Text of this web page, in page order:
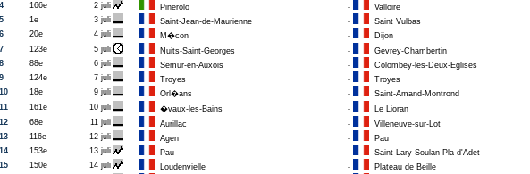
166e 2 juli Pinerolo - Valloire
1e 3 juli Saint-Jean-de-Maurienne - Saint Vulbas
20e 4 juli M�con - Dijon
123e 5 juli Nuits-Saint-Georges - Gevrey-Chambertin
88e 6 juli Semur-en-Auxois - Colombey-les-Deux-Eglises
124e 7 juli Troyes - Troyes
18e 9 juli Orl�ans - Saint-Amand-Montrond
161e 10 juli �vaux-les-Bains - Le Lioran
68e 11 juli Aurillac - Villeneuve-sur-Lot
116e 12 juli Agen - Pau
153e 13 juli Pau - Saint-Lary-Soulan Pla d'Adet
150e 14 juli Loudenvielle - Plateau de Beille